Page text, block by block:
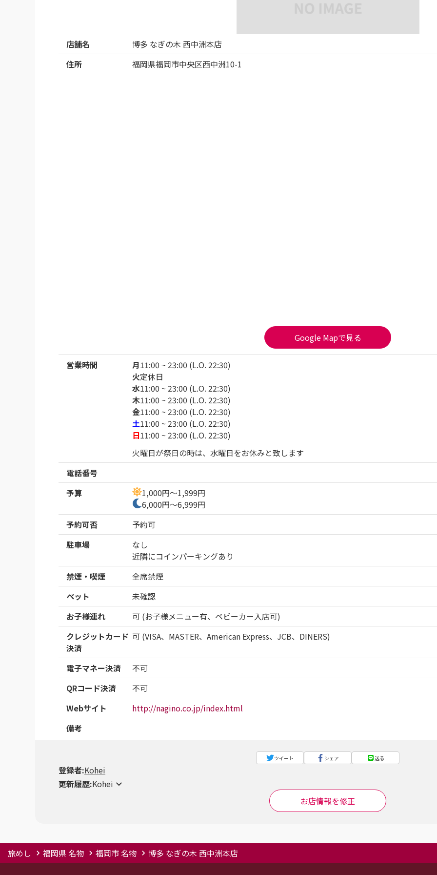
オススメに従って肉とつくねから、スープも相まって鳥感が強いはずが、自家製ポン酢はコクと酸味強めで
け。肉を煮た上で煮出してきたこのタイミングで塩入れて飲みスープは、最初に試しで飲んだ時よりも明
飲み干しても満足できると断言できる。
店舗名
博多 なぎの木 西中洲本店
住所
福岡県福岡市中央区西中洲10-1
Google Mapで見る
営業時間 月11:00 ~ 23:00 (L.O. 22:30)
火定休日
水11:00 ~ 23:00 (L.O. 22:30)
木11:00 ~ 23:00 (L.O. 22:30)
金11:00 ~ 23:00 (L.O. 22:30)
土11:00 ~ 23:00 (L.O. 22:30)
日11:00 ~ 23:00 (L.O. 22:30)
火曜日が祭日の時は、水曜日をお休みと致します
電話番号
予算
1,000円～1,999円
6,000円～6,999円
予約可否
予約可
駐車場
なし
近隣にコインパーキングあり
禁煙・喫煙
全席禁煙
ペット
未確認
お子様連れ
可 (お子様メニュー有、ベビーカー入店可)
クレジットカード
決済
可 (VISA、MASTER、American Express、JCB、DINERS)
電子マネー決済
不可
QRコード決済
不可
Webサイト
http://nagino.co.jp/index.html
備考
ツイート シェア 送る
登録者:Kohei
更新履歴:Kohei
お店情報を修正
旅めし 福岡県 名物 福岡市 名物 博多 なぎの木 西中洲本店